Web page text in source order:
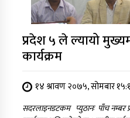
प्रदेश ५ ले ल्यायो
कार्यक्रम
१४ श्रावण २०७५, सोमबार
सदरलाइनडटकम प्युठानः पाँच नम्बर